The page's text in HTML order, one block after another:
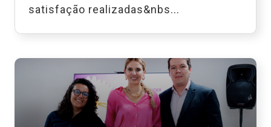
satisfação realizadas&nbs...